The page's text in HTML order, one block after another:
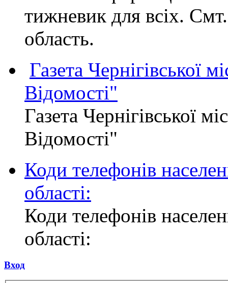
тижневик для всіх.
область.
Газета Чернігівської
Відомості"
Газета Чернігівської
Відомості"
Коди телефонів
області:
Коди телефонів
області:
Вход